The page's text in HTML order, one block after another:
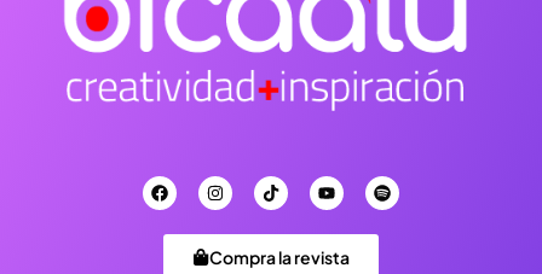
Compra la revista